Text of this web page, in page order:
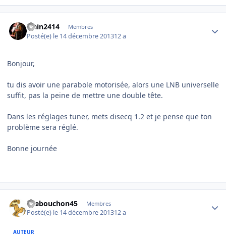
alain2414 Membres
Posté(e) le 14 décembre 201312 a
Bonjour,
tu dis avoir une parabole motorisée, alors une LNB universelle
suffit, pas la peine de mettre une double tête.
Dans les réglages tuner, mets disecq 1.2 et je pense que ton
problème sera réglé.
Bonne journée
tirebouchon45 Membres
Posté(e) le 14 décembre 201312 a
AUTEUR